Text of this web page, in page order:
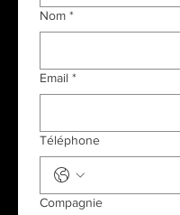
Nom *
Email *
Téléphone
Compagnie